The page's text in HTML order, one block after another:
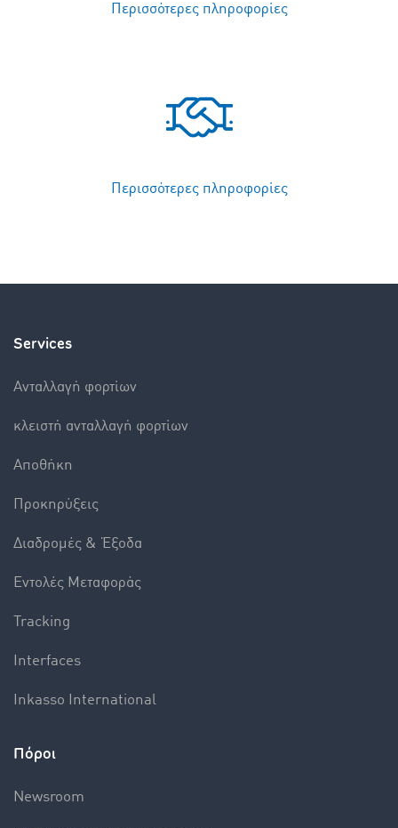
Περισσότερες πληροφορίες
Περισσότερες πληροφορίες
Services
Aνταλλαγή φορτίων
κλειστή ανταλλαγή φορτίων
Αποθήκη
Προκηρύξεις
Διαδρομές & Έξοδα
Εντολές Mεταφοράς
Tracking
Interfaces
Inkasso International
Πόροι
Newsroom